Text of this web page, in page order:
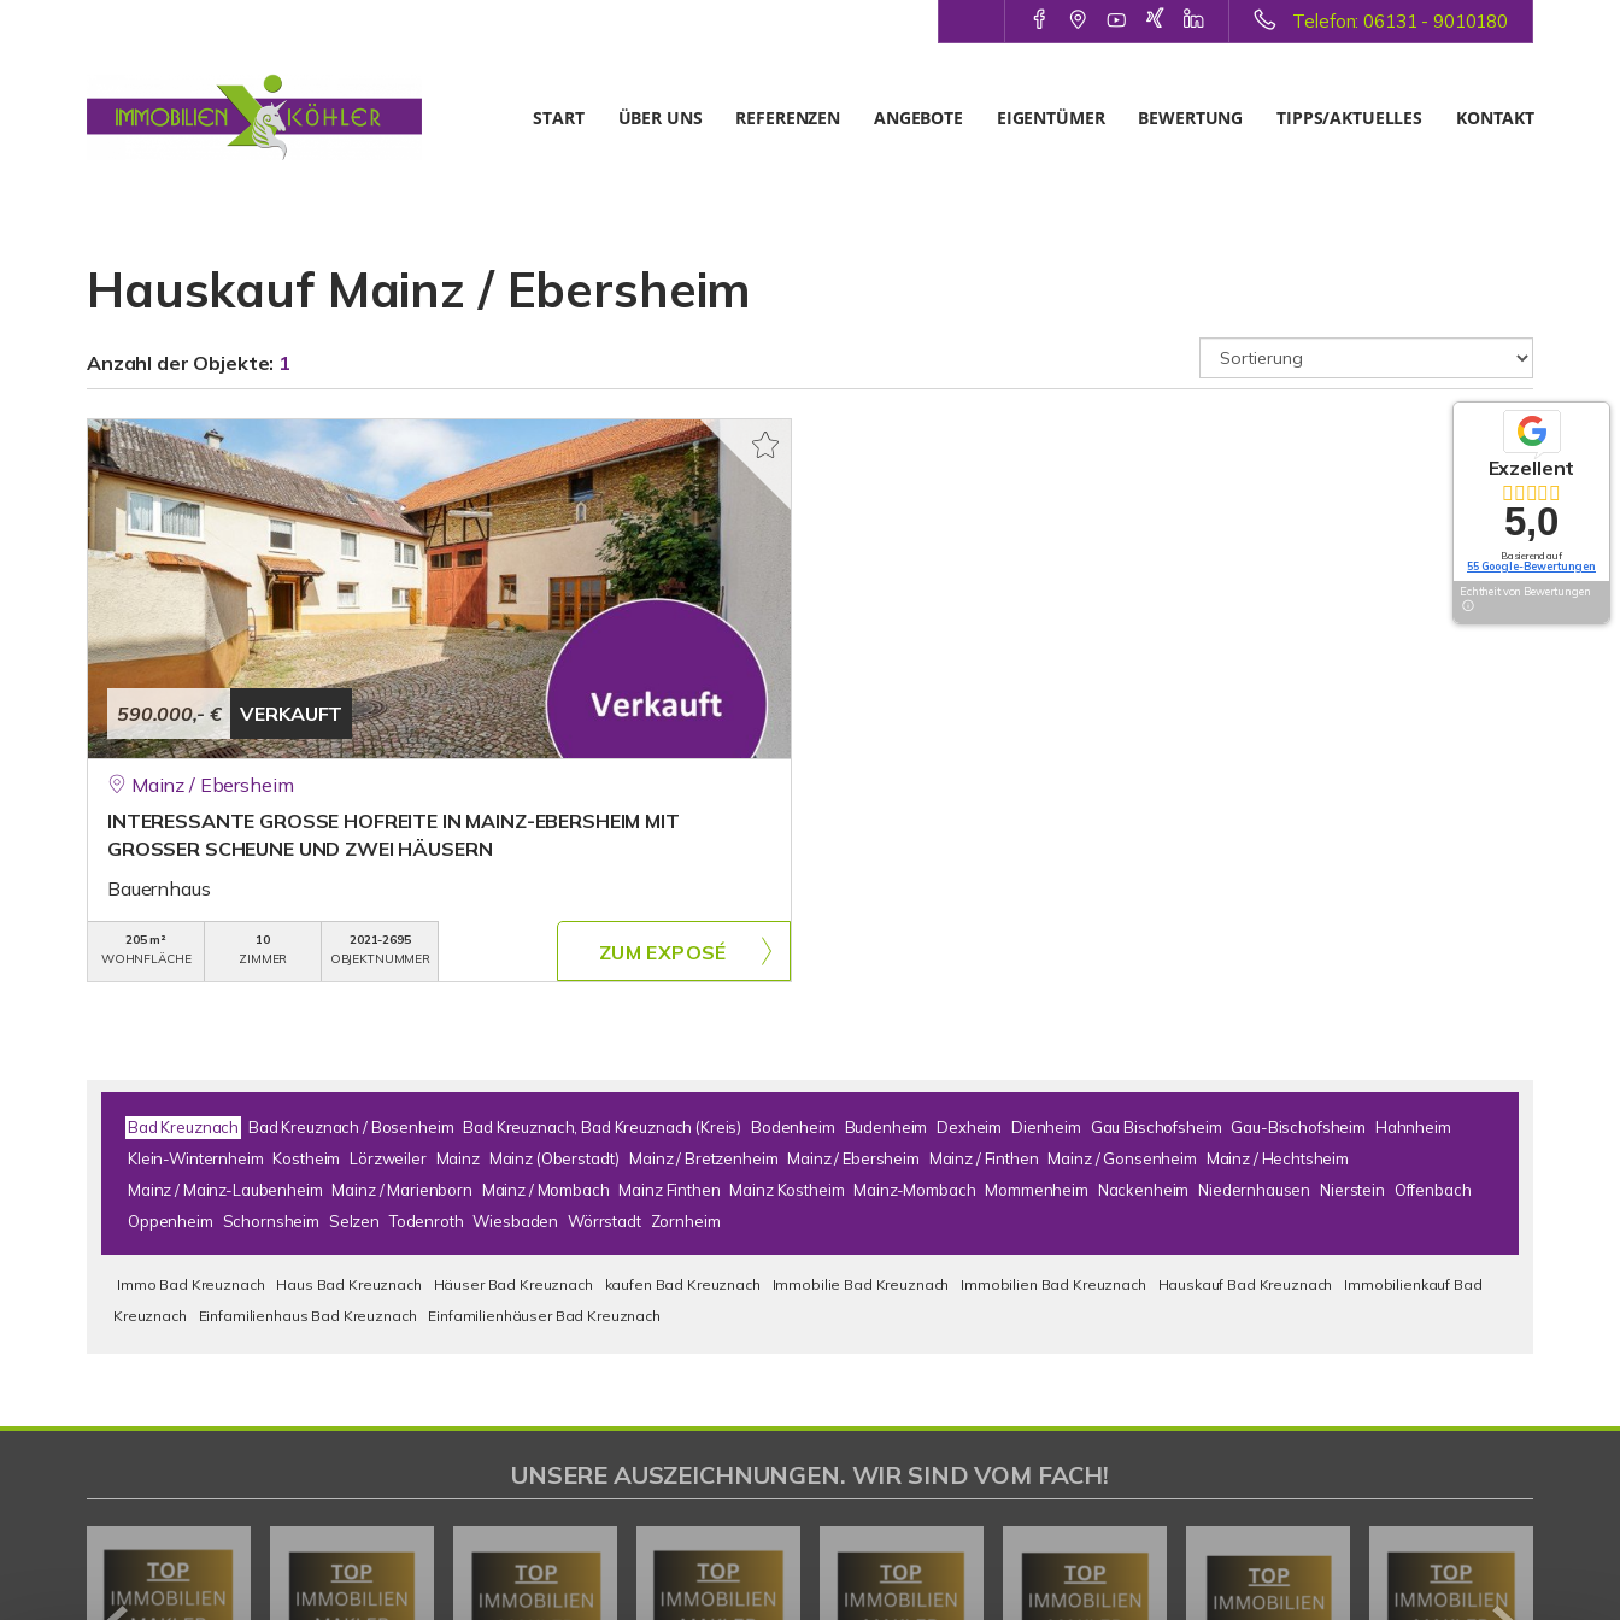
Telefon: 06131 - 9010180
START ÜBER UNS REFERENZEN ANGEBOTE EIGENTÜMER BEWERTUNG TIPPS/AKTUELLES KONTAKT
Hauskauf Mainz / Ebersheim
Anzahl der Objekte: 1
590.000,- € VERKAUFT
Mainz / Ebersheim
INTERESSANTE GROSSE HOFREITE IN MAINZ-EBERSHEIM MIT
GROSSER SCHEUNE UND ZWEI HÄUSERN
Bauernhaus
205 m²
WOHNFLÄCHE
10
ZIMMER
2021-2695
OBJEKTNUMMER
ZUM EXPOSÉ
Bad Kreuznach Bad Kreuznach / Bosenheim Bad Kreuznach, Bad Kreuznach (Kreis) Bodenheim Budenheim Dexheim Dienheim Gau Bischofsheim Gau-Bischofsheim Hahnheim
Klein-Winternheim Kostheim Lörzweiler Mainz Mainz (Oberstadt) Mainz / Bretzenheim Mainz / Ebersheim Mainz / Finthen Mainz / Gonsenheim Mainz / Hechtsheim
Mainz / Mainz-Laubenheim Mainz / Marienborn Mainz / Mombach Mainz Finthen Mainz Kostheim Mainz-Mombach Mommenheim Nackenheim Niedernhausen Nierstein
Offenbach
Oppenheim
Schornsheim Selzen Todenroth Wiesbaden Wörrstadt Zornheim
Immo Bad Kreuznach Haus Bad Kreuznach Häuser Bad Kreuznach kaufen Bad Kreuznach Immobilie Bad Kreuznach Immobilien Bad Kreuznach Hauskauf Bad Kreuznach
Immobilienkauf Bad
Kreuznach
Einfamilienhaus Bad Kreuznach Einfamilienhäuser Bad Kreuznach
Exzellent
5,0
Basierend auf
55 Google-Bewertungen
Echtheit von Bewertungen
UNSERE AUSZEICHNUNGEN. WIR SIND VOM FACH!